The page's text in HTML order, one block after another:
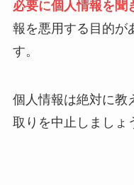
必要に個人情報を聞
報を悪用する目的が
す。
個人情報は絶対に教
取りを中止しましょ